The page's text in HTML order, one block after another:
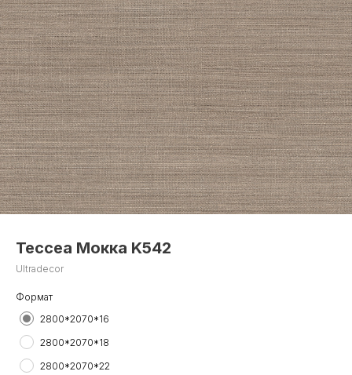
Тессеа Мокка K542
Ultradecor
Формат
2800*2070*16
2800*2070*18
2800*2070*22